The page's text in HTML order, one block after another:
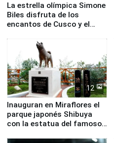
La estrella olímpica Simone
Biles disfruta de los
encantos de Cusco y el
12
Inauguran en Miraflores el
parque japonés Shibuya
con la estatua del famoso